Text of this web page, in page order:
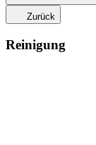
Zurück
Reinigung